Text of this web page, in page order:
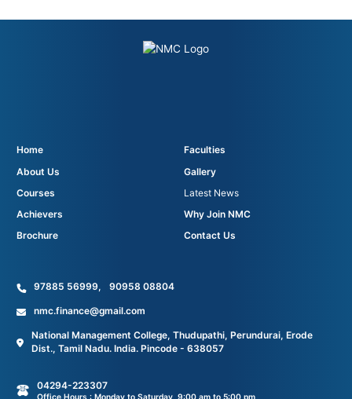
Home
Faculties
About Us
Gallery
Courses
Latest News
Achievers
Why Join NMC
Brochure
Contact Us
97885 56999, 90958 08804
nmc.finance@gmail.com
National Management College, Thudupathi, Perundurai, Erode
Dist., Tamil Nadu. India. Pincode - 638057
04294-223307
Office Hours : Monday to Saturday, 9:00 am to 5:00 pm